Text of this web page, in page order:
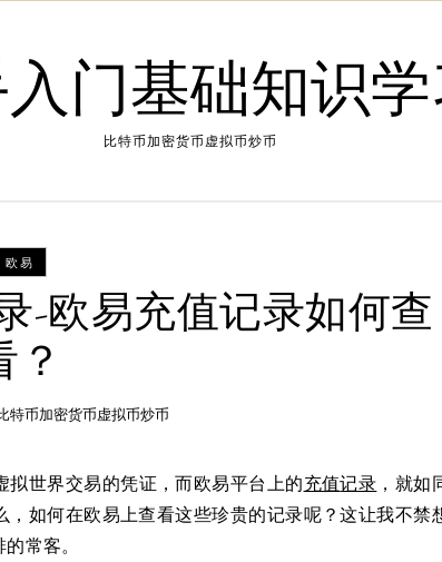
门基础知识
比特币加密货币虚拟币炒币
欧易
-欧易充值记录如何查
？
特币加密货币虚拟币炒币
拟世界交易的凭证，而欧易平台上的充值记录 ，就如
，如何在欧易上查看这些珍贵的记录呢？这让我不禁
常客。